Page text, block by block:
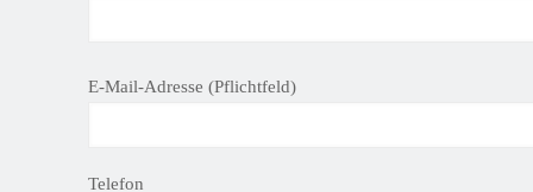
i
e
E-Mail-Adresse (Pflichtfeld)
Telefon